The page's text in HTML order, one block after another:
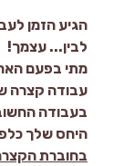
הגיע הזמן
לבין... עצמך!
מתי בפעם
עבודה קצרה
בעבודה
היחס שלך
בחוברת